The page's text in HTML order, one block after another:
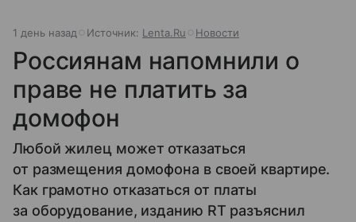
1 день назад Источник: Lenta.Ru Новости
Россиянам напомнили о
праве не платить за
домофон
Любой жилец может отказаться
от размещения домофона в своей квартире.
Как грамотно отказаться от платы
за оборудование, изданию RT разъяснил